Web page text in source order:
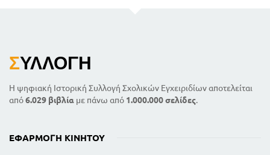
ΣΥΛΛΟΓΉ
Η ψηφιακή Ιστορική Συλλογή Σχολικών Εγχειριδίων αποτελείται
από6.029 βιβλία με πάνω από 1.000.000 σελίδες.
ΕΦΑΡΜΟΓΉ ΚΙΝΗΤΟΎ